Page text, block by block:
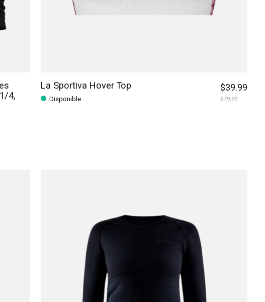
4,
La Sportiva Hover Top
Disponible
$39.99
$79.99